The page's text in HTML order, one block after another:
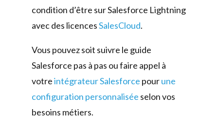
condition d’être sur Salesforce Lightning
avec des licencesSalesCloud.
Vous pouvez soit suivre le guide
Salesforce pas à pas ou faire appel à
votreintégrateur Salesforce pourune
configuration personnalisée selon vos
besoins métiers.